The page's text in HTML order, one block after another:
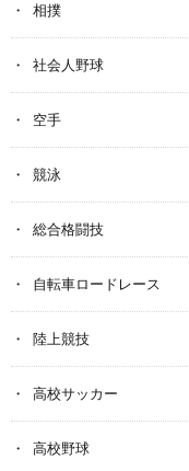
相撲
社会人野球
空手
競泳
総合格闘技
自転車ロードレース
陸上競技
高校サッカー
高校野球